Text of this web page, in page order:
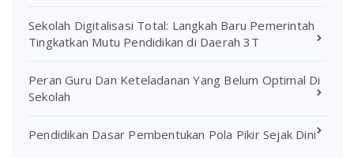
Sekolah Digitalisasi Total: Langkah Baru Pemerintah
Tingkatkan Mutu Pendidikan di Daerah 3T
Peran Guru Dan Keteladanan Yang Belum Optimal Di
Sekolah
Pendidikan Dasar Pembentukan Pola Pikir Sejak Dini